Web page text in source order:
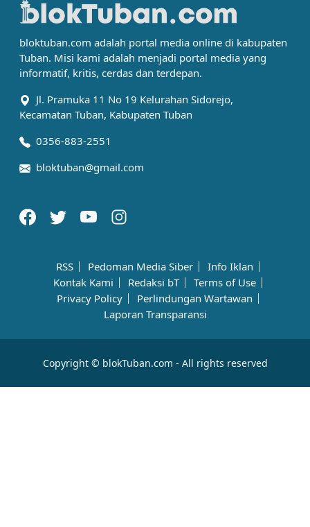
bloktuban.com adalah portal media online di kabupaten
Tuban. Misi kami adalah menjadi portal media yang
informatif, kritis, cerdas dan terdepan.
Jl. Pramuka 11 No 19 Kelurahan Sidorejo,
Kecamatan Tuban, Kabupaten Tuban
0356-883-2551
bloktuban@gmail.com
RSS Pedoman Media Siber
Info Iklan
Kontak Kami
Redaksi bT
Terms of Use
Privacy Policy
Perlindungan Wartawan
Laporan Transparansi
Copyright © blokTuban.com - All rights reserved